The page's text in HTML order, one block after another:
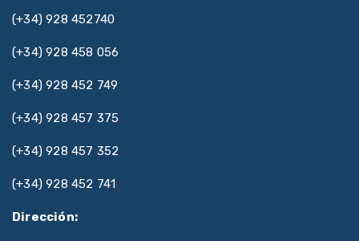
(+34) 928 452740
(+34) 928 458 056
(+34) 928 452 749
(+34) 928 457 375
(+34) 928 457 352
(+34) 928 452 741
Dirección: